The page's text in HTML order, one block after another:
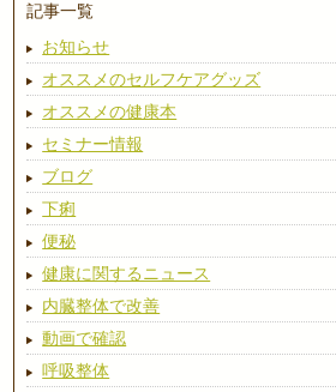
記事一覧
お知らせ
オススメのセルフケアグッズ
オススメの健康本
セミナー情報
ブログ
下痢
便秘
健康に関するニュース
内臓整体で改善
動画で確認
呼吸整体